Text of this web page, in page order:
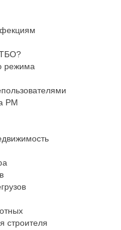
ТБО?
режима
РМ
строителя